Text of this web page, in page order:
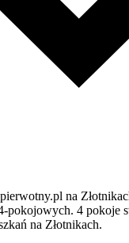
na
pokojowych. 4 pokoje
na Złotnikach.